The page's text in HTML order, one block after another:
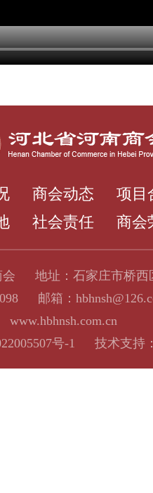
商会动态
项目
社会责任 商会
会 地址：石家庄市桥西
邮箱：
www.hbhnsh.com.cn
号-1 技术支持